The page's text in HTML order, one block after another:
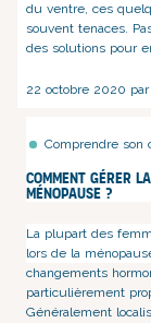
du ventre, ces
souvent tenaces.
des solutions pour
22 octobre 2020
Comprendre son
Comment gérer
ménopause ?
La plupart des
lors de la
changements
particulièrement
Généralement